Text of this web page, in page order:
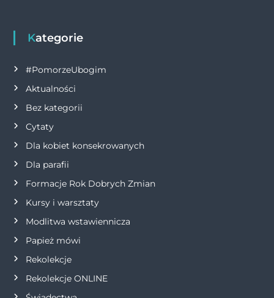
g
a
c
j
a
w
p
i
s
u
Kategorie
#PomorzeUbogim
Aktualności
Bez kategorii
Cytaty
Dla kobiet konsekrowanych
Dla parafii
Formacje Rok Dobrych Zmian
Kursy i warsztaty
Modlitwa wstawiennicza
Papież mówi
Rekolekcje
Rekolekcje ONLINE